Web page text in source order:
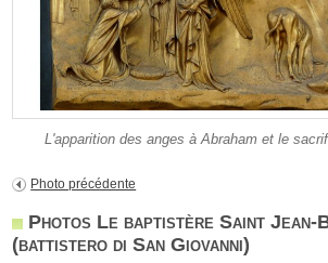
L'apparition des anges à Abraham et le
Photo précédente
Photos Le baptistère Saint Jean-
(battistero di San Giovanni)